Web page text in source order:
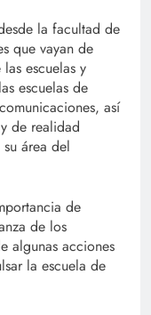
la facultad de
que vayan de
escuelas y
escuelas de
así
de realidad
área del
de
de los
algunas acciones
la escuela de